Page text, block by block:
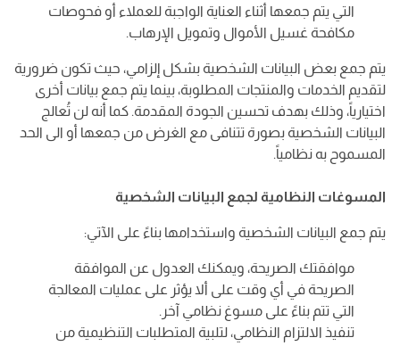
التي يتم جمعها أثناء العناية الواجبة للعملاء أو فحوصات
مكافحة غسيل الأموال وتمويل الإرهاب.
يتم جمع بعض البيانات الشخصية بشكل إلزامي، حيث تكون ضرورية
لتقديم الخدمات والمنتجات المطلوبة، بينما يتم جمع بيانات أخرى
اختيارياً، وذلك بهدف تحسين الجودة المقدمة. كما أنه لن تُعالج
البيانات الشخصية بصورة تتنافى مع الغرض من جمعها أو الى الحد
المسموح به نظامياً.
المسوغات النظامية لجمع البيانات الشخصية
يتم جمع البيانات الشخصية واستخدامها بناءً على الآتي:
موافقتك الصريحة، ويمكنك العدول عن الموافقة
الصريحة في أي وقت على ألا يؤثر على عمليات المعالجة
التي تتم بناءً على مسوغ نظامي آخر.
تنفيذ الالتزام النظامي، لتلبية المتطلبات التنظيمية من